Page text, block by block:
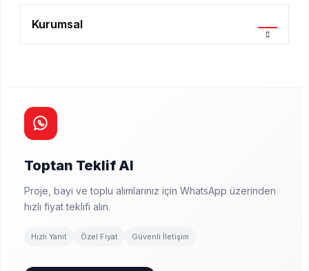
Kurumsal
Toptan Teklif Al
Proje, bayi ve toplu alımlarınız için WhatsApp üzerinden
hızlı fiyat teklifi alın.
Hızlı Yanıt Özel Fiyat Güvenli İletişim